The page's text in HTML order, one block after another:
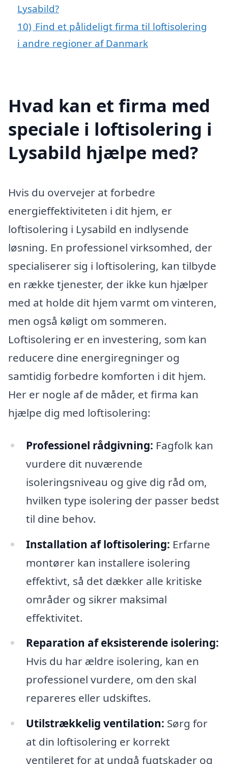
Lysabild?
10) Find et pålideligt firma til loftisolering
i andre regioner af Danmark
Hvad kan et firma med
speciale i loftisolering i
Lysabild hjælpe med?
Hvis du overvejer at forbedre
energieffektiviteten i dit hjem, er
loftisolering i Lysabild en indlysende
løsning. En professionel virksomhed, der
specialiserer sig i loftisolering, kan tilbyde
en række tjenester, der ikke kun hjælper
med at holde dit hjem varmt om vinteren,
men også køligt om sommeren.
Loftisolering er en investering, som kan
reducere dine energiregninger og
samtidig forbedre komforten i dit hjem.
Her er nogle af de måder, et firma kan
hjælpe dig med loftisolering:
Professionel rådgivning: Fagfolk kan
vurdere dit nuværende
isoleringsniveau og give dig råd om,
hvilken type isolering der passer bedst
til dine behov.
Installation af loftisolering: Erfarne
montører kan installere isolering
effektivt, så det dækker alle kritiske
områder og sikrer maksimal
effektivitet.
Reparation af eksisterende isolering:
Hvis du har ældre isolering, kan en
professionel vurdere, om den skal
repareres eller udskiftes.
Utilstrækkelig ventilation: Sørg for
at din loftisolering er korrekt
ventileret for at undgå fugtskader og